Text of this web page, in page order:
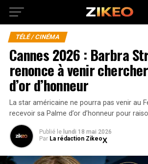
TÉLÉ / CINÉMA
Cannes 2026 : Barbra
renonce à venir
d’or d’honneur
La star américaine ne pourra pas venir au
recevoir sa Palme d’or d’honneur pour
Publié le lundi 18 mai 2026
Par La rédaction Zikeo